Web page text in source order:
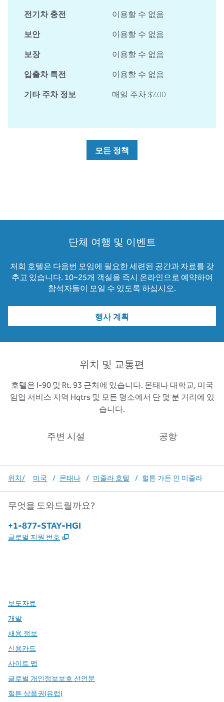
전기차 충전
이용할 수 없음
보안
이용할 수 없음
보장
이용할 수 없음
입출차 특전
이용할 수 없음
기타 주차 정보
매일 주차 $7.00
모든 정책
단체 여행 및 이벤트
저희 호텔은 다음번 모임에 필요한 세련된 공간과 자료를 갖
추고 있습니다. 10~25개 객실을 즉시 온라인으로 예약하여
참석자들이 모일 수 있도록 하십시오.
행사 계획
위치 및 교통편
호텔은 I-90 및 Rt. 93 근처에 있습니다. 몬태나 대학교, 미국
임업 서비스 지역 Hqtrs 및 모든 명소에서 단 몇 분 거리에 있
습니다.
주변 시설 공항
위치/ 미국 / 몬태나 / 미줄라 호텔 / 힐튼 가든 인 미줄라
무엇을 도와드릴까요?
전화:
+1-877-STAY-HGI
글로벌 지원 번호 ,
보도자료
개발
채용 정보
신용카드
사이트 맵
글로벌 개인정보보호 선언문
힐튼 상품권(유럽)